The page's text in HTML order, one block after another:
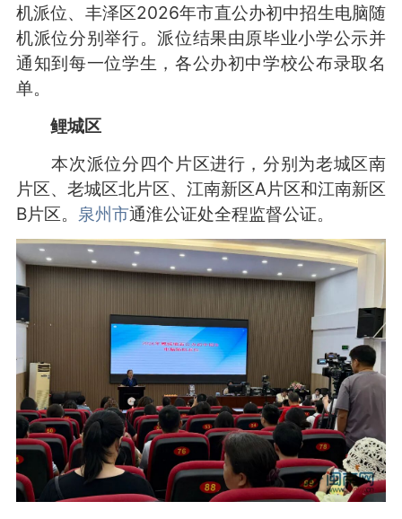
机派位、丰泽区2026年市直公办初中招生电脑随
机派位分别举行。派位结果由原毕业小学公示并
通知到每一位学生，各公办初中学校公布录取名
单。
鲤城区
本次派位分四个片区进行，分别为老城区南
片区、老城区北片区、江南新区A片区和江南新区
B片区。 泉州市通淮公证处全程监督公证。